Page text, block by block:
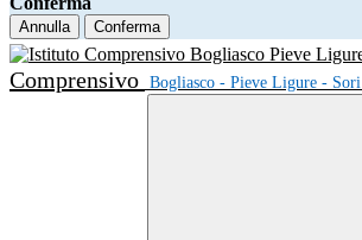
Annulla Conferma
Comprensivo Bogliasco - Pieve Ligure - Sori